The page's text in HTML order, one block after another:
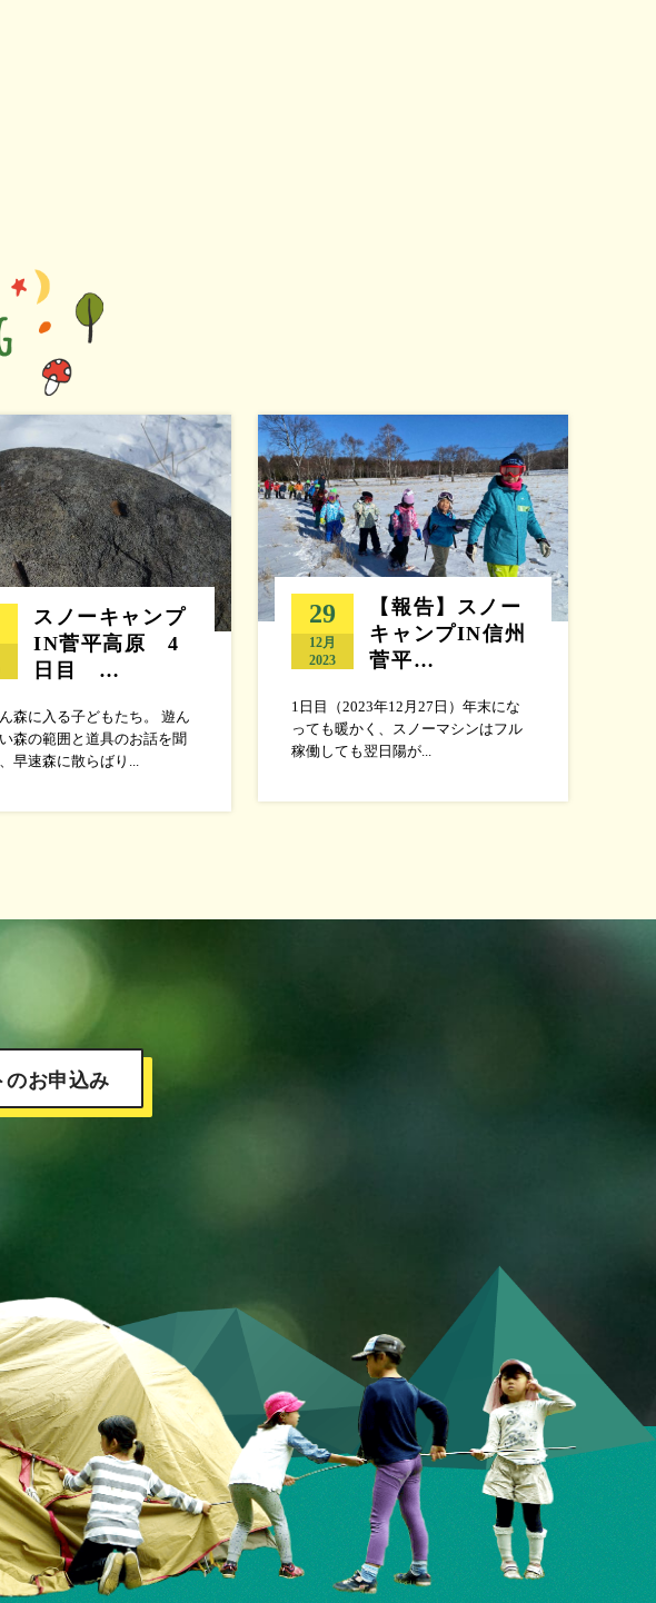
スノーキャンプ
IN菅平高原 4
日目 …
森に入る子どもたち。 遊ん
森の範囲と道具のお話を聞
早速森に散らばり...
29
12月
2023
【報告】スノー
キャンプIN信州
菅平…
1日目（2023年12月27日）年末にな
っても暖かく、スノーマシンはフル
稼働しても翌日陽が...
のお申込み